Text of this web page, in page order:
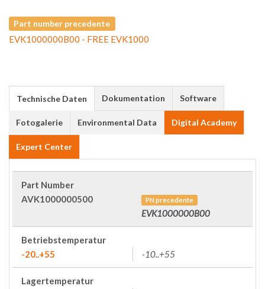
Part number precedente
EVK1000000B00 - FREE EVK1000
Technische Daten Dokumentation Software
Fotogalerie Environmental Data Digital Academy
Expert Center
Part Number
AVK1000000500
PN precedente
EVK1000000B00
Betriebstemperatur
-20..+55
-10..+55
Lagertemperatur